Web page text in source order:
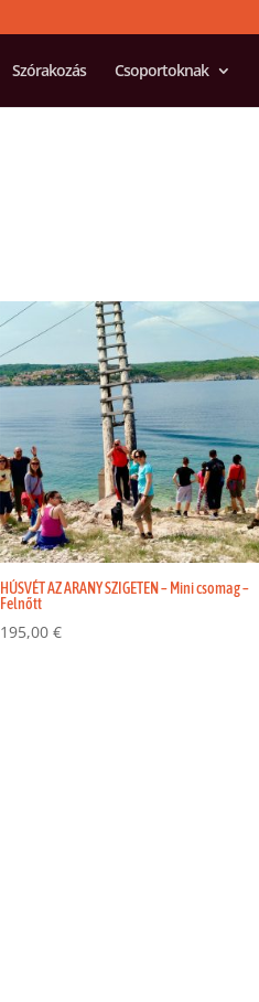
Szórakozás Csoportoknak
HÚSVÉT AZ ARANY SZIGETEN – Mini csomag –
Felnőtt
195,00€